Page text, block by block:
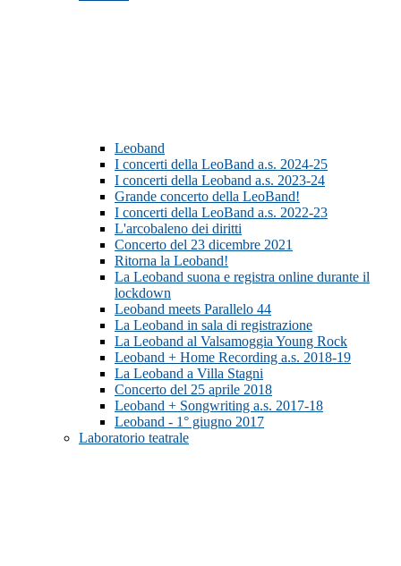
Leoband
I concerti della LeoBand a.s. 2024-25
I concerti della Leoband a.s. 2023-24
Grande concerto della LeoBand!
I concerti della LeoBand a.s. 2022-23
L'arcobaleno dei diritti
Concerto del 23 dicembre 2021
Ritorna la Leoband!
La Leoband suona e registra online durante il
lockdown
Leoband meets Parallelo 44
La Leoband in sala di registrazione
La Leoband al Valsamoggia Young Rock
Leoband + Home Recording a.s. 2018-19
La Leoband a Villa Stagni
Concerto del 25 aprile 2018
Leoband + Songwriting a.s. 2017-18
Leoband - 1° giugno 2017
Laboratorio teatrale